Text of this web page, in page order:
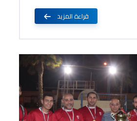
قراءة المزيد